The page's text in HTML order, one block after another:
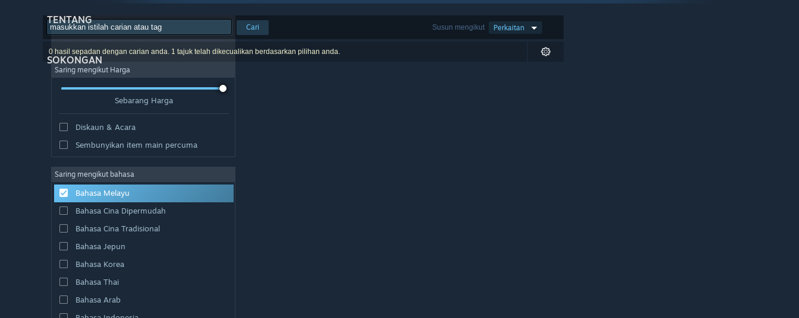
TENTANG
SOKONGAN
Susun mengikut Perkaitan
Cari
0 hasil sepadan dengan carian anda. 1 tajuk telah dikecualikan berdasarkan pilihan anda.
Saring mengikut Harga
Sebarang Harga
Diskaun & Acara
Sembunyikan item main percuma
Saring mengikut bahasa
Bahasa Melayu
Bahasa Cina Dipermudah
Bahasa Cina Tradisional
Bahasa Jepun
Bahasa Korea
Bahasa Thai
Bahasa Arab